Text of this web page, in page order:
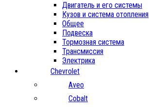
Двигатель и его системы
Кузов и система отопления
Общее
Подвеска
Тормозная система
Трансмиссия
Электрика
Chevrolet
Aveo
Cobalt